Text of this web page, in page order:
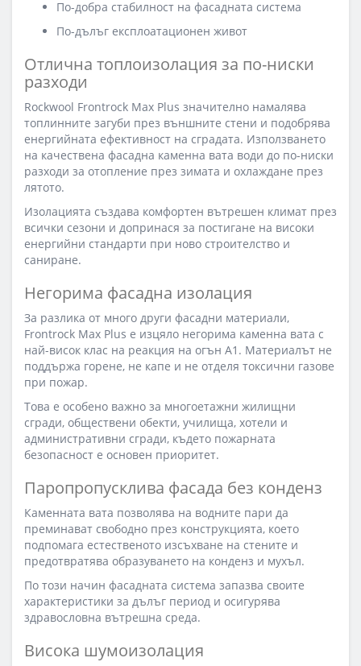
По-добра стабилност на фасадната система
По-дълъг експлоатационен живот
Отлична топлоизолация за по-ниски
разходи
Rockwool Frontrock Max Plus значително намалява
топлинните загуби през външните стени и подобрява
енергийната ефективност на сградата. Използването
на качествена фасадна каменна вата води до по-ниски
разходи за отопление през зимата и охлаждане през
лятото.
Изолацията създава комфортен вътрешен климат през
всички сезони и допринася за постигане на високи
енергийни стандарти при ново строителство и
саниране.
Негорима фасадна изолация
За разлика от много други фасадни материали,
Frontrock Max Plus е изцяло негорима каменна вата с
най-висок клас на реакция на огън А1. Материалът не
поддържа горене, не капе и не отделя токсични газове
при пожар.
Това е особено важно за многоетажни жилищни
сгради, обществени обекти, училища, хотели и
административни сгради, където пожарната
безопасност е основен приоритет.
Паропропусклива фасада без конденз
Каменната вата позволява на водните пари да
преминават свободно през конструкцията, което
подпомага естественото изсъхване на стените и
предотвратява образуването на конденз и мухъл.
По този начин фасадната система запазва своите
характеристики за дълъг период и осигурява
здравословна вътрешна среда.
Висока шумоизолация